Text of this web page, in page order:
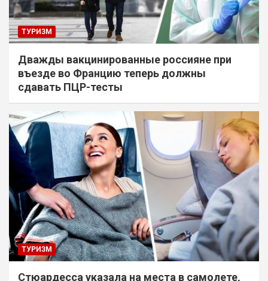
ТУРИЗМ
Дважды вакцинированные россияне при
въезде во Францию теперь должны
сдавать ПЦР-тесты
ТУРИЗМ
Стюардесса указала на места в самолете,